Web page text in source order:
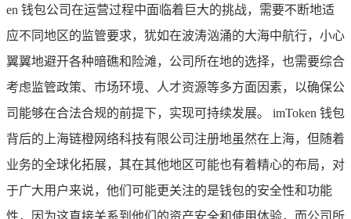
en 钱包公司在运营过程中面临着巨大的挑战，需要不断地适
应不同地区的监管要求，犹如在波涛汹涌的大海中航行，小心
翼翼地避开各种暗礁和险滩，公司所在地的选择，也需要综合
考虑监管政策、市场环境、人才资源等多方面因素，以确保公
司能够在合法合规的前提下，实现可持续发展。 imToken 钱包
背后的上海链橙网络科技有限公司注册地虽然在上海，但随着
业务的全球化拓展，其在其他地区可能也有着精心的布局，对
于广大用户来说，他们可能更关注的是钱包的安全性和功能
性，因为这直接关系到他们的资产安全和使用体验，而公司所